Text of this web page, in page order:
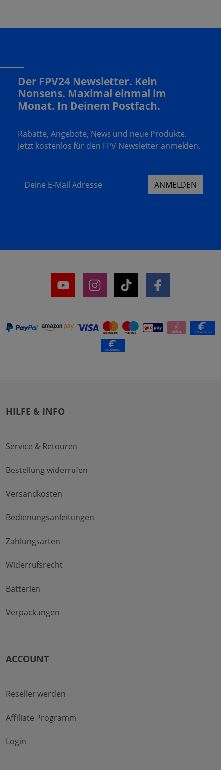
Der FPV24 Newsletter. Kein
Nonsens. Maximal einmal im
Monat. In Deinem Postfach.
Rabatte, Angebote, News und neue Produkte.
Jetzt kostenlos für den FPV Newsletter anmelden.
Deine E-Mail Adresse ANMELDEN
HILFE & INFO
Service & Retouren
Bestellung widerrufen
Versandkosten
Bedienungsanleitungen
Zahlungsarten
Widerrufsrecht
Batterien
Verpackungen
ACCOUNT
Reseller werden
Affiliate Programm
Login